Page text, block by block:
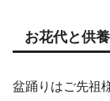
お花代と供
盆踊りはご先祖